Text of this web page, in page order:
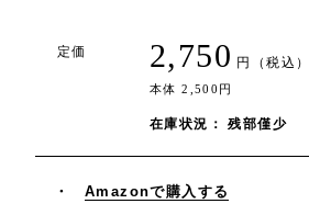
定価 2,750 円（税込）
本体 2,500円
在庫状況： 残部僅少
Amazonで購入する